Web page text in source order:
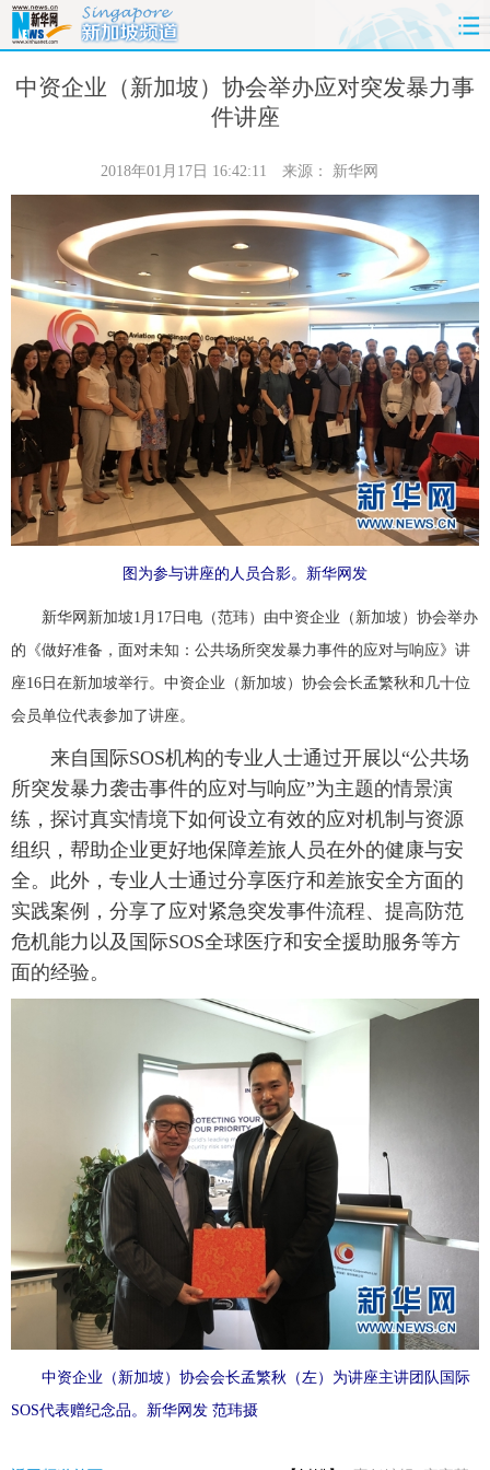
首页 时政 国际 财经
时尚 思客 地方 法治
港澳 华人 汽车
科技 能源 房产 公司
图片 视频 彩票 食品
旅游 健康 信息化 数据
金融 公益 军事 无人机
富媒体 摄影 新华广播
新华电视中文 新华电视英文
中资企业（新加坡）协会举办应对突发暴力事
件讲座
2018年01月17日 16:42:11 来源： 新华网
图为参与讲座的人员合影。新华网发
新华网新加坡1月17日电（范玮）由中资企业（新加坡）协会举办
的《做好准备，面对未知：公共场所突发暴力事件的应对与响应》讲
座16日在新加坡举行。中资企业（新加坡）协会会长孟繁秋和几十位
会员单位代表参加了讲座。
来自国际SOS机构的专业人士通过开展以“公共场
所突发暴力袭击事件的应对与响应”为主题的情景演
练，探讨真实情境下如何设立有效的应对机制与资源
组织，帮助企业更好地保障差旅人员在外的健康与安
全。此外，专业人士通过分享医疗和差旅安全方面的
实践案例，分享了应对紧急突发事件流程、提高防范
危机能力以及国际SOS全球医疗和安全援助服务等方
面的经验。
中资企业（新加坡）协会会长孟繁秋（左）为讲座主讲团队国际
SOS代表赠纪念品。新华网发 范玮摄